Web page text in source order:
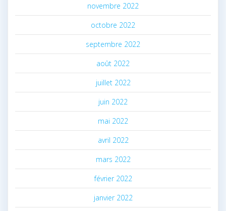
novembre 2022
octobre 2022
septembre 2022
août 2022
juillet 2022
juin 2022
mai 2022
avril 2022
mars 2022
février 2022
janvier 2022